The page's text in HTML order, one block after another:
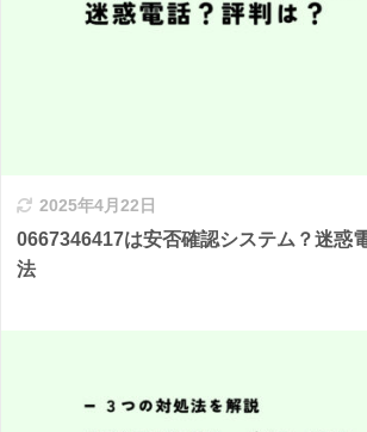
2025年4月22日
0667346417は安否確認システム？迷惑
法